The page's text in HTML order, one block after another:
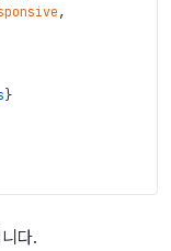
,
}
다.